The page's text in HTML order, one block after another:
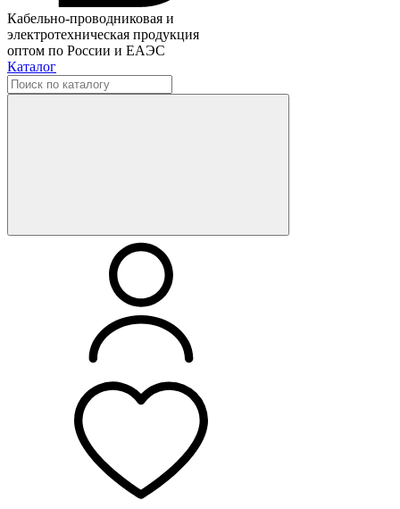
Кабельно-проводниковая и
электротехническая продукция
оптом по России и ЕАЭС
Каталог